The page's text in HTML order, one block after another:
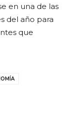
en una de las
del año para
que